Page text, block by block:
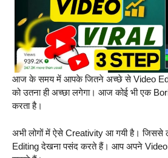
आज के समय में आपके जितने अच्छे से Video Edit
को उतना ही अच्छा लगेगा। आज कोई भी एक
करता है।
अभी लोगों में ऐसे Creativity आ गयी है। जिससे
Editing देखना पसंद करते हैं। आप अपने Video